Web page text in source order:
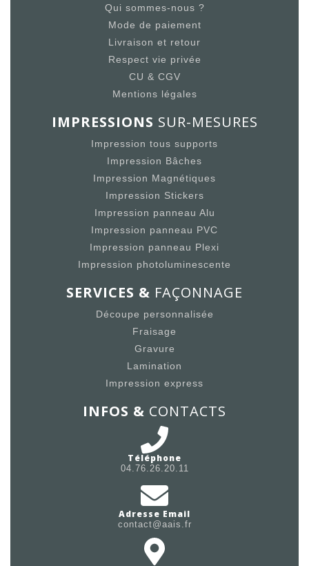
Qui sommes-nous ?
Mode de paiement
Livraison et retour
Respect vie privée
CU & CGV
Mentions légales
IMPRESSIONS SUR-MESURES
Impression tous supports
Impression Bâches
Impression Magnétiques
Impression Stickers
Impression panneau Alu
Impression panneau PVC
Impression panneau Plexi
Impression photoluminescente
SERVICES & FAÇONNAGE
Découpe personnalisée
Fraisage
Gravure
Lamination
Impression express
INFOS & CONTACTS
Téléphone
04.76.26.20.11
Adresse Email
contact@aais.fr